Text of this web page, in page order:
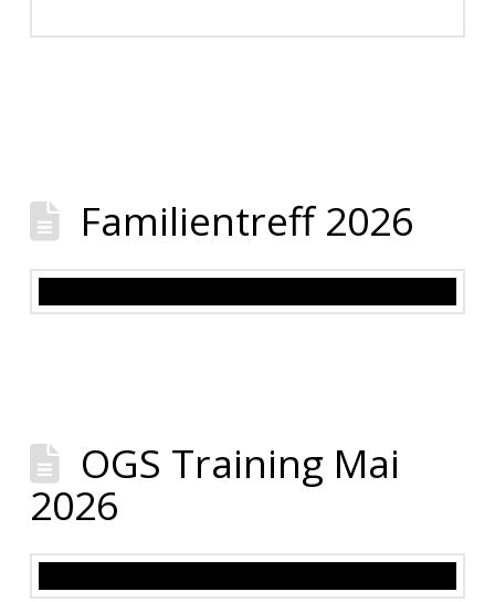
Familientreff 2026
OGS Training Mai
2026